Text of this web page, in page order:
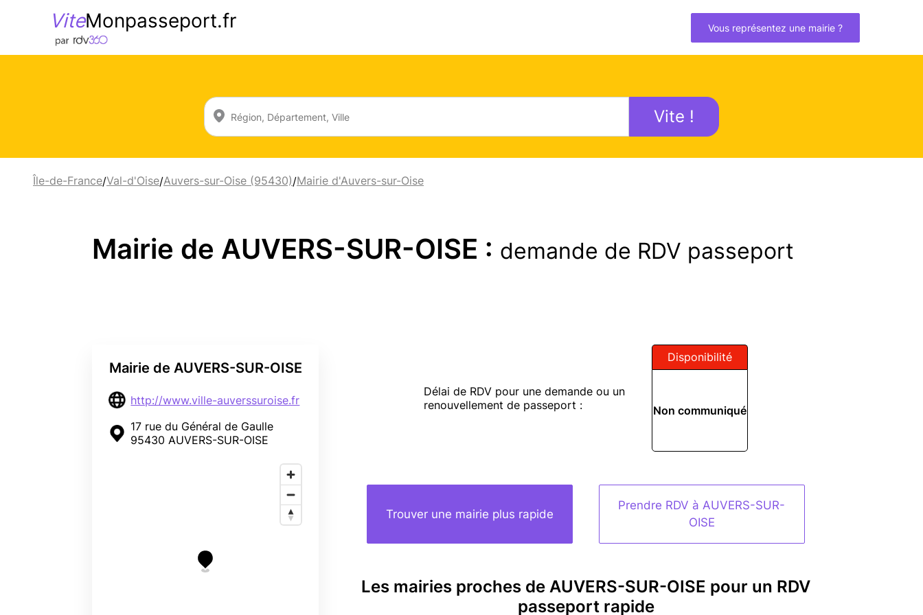
ViteMonpasseport.fr Vous représentez une mairie ?
Vite !
Île-de-France/Val-d'Oise/Auvers-sur-Oise (95430)/Mairie d'Auvers-sur-Oise
Mairie de AUVERS-SUR-OISE : demande de RDV passeport
Mairie de AUVERS-SUR-OISE
http://www.ville-auverssuroise.fr
17 rue du Général de Gaulle
95430 AUVERS-SUR-OISE
Délai de RDV pour une demande ou un
renouvellement de passeport :
Disponibilité
Non communiqué
Trouver une mairie plus rapide
Prendre RDV à AUVERS-SUR-
OISE
Les mairies proches de AUVERS-SUR-OISE pour un RDV
passeport rapide